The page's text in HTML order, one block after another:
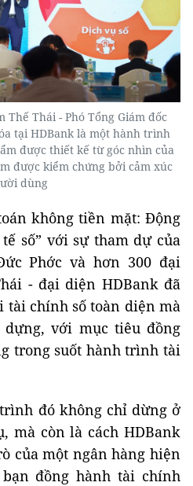
Thế Thái - Phó Tổng Giám đốc
tại HDBank là một hành trình
được thiết kế từ góc nhìn của
được kiểm chứng bởi cảm xúc
dùng
không tiền mặt: Động
số” với sự tham dự của
Phớc và hơn 300 đại
- đại diện HDBank đã
tài chính số toàn diện mà
dựng, với mục tiêu đồng
trong suốt hành trình tài
đó không chỉ dừng ở
mà còn là cách HDBank
của một ngân hàng hiện
đồng hành tài chính